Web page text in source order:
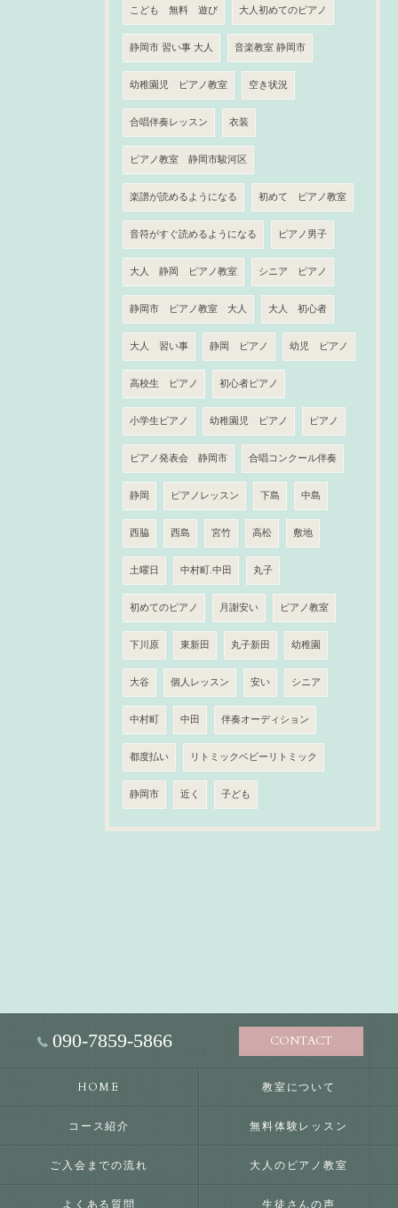
こども 無料 遊び 大人初めてのピアノ
静岡市 習い事 大人 音楽教室 静岡市
幼稚園児 ピアノ教室 空き状況
合唱伴奏レッスン 衣装
ピアノ教室 静岡市駿河区
楽譜が読めるようになる 初めて ピアノ教室
音符がすぐ読めるようになる ピアノ男子
大人 静岡 ピアノ教室 シニア ピアノ
静岡市 ピアノ教室 大人 大人 初心者
大人 習い事 静岡 ピアノ 幼児 ピアノ
高校生 ピアノ 初心者ピアノ
小学生ピアノ 幼稚園児 ピアノ ピアノ
ピアノ発表会 静岡市 合唱コンクール伴奏
静岡 ピアノレッスン 下島 中島
西脇 西島 宮竹 高松 敷地
土曜日 中村町.中田 丸子
初めてのピアノ 月謝安い ピアノ教室
下川原 東新田 丸子新田 幼稚園
大谷 個人レッスン 安い シニア
中村町 中田 伴奏オーディション
都度払い リトミックベビーリトミック
静岡市 近く 子ども
090-7859-5866 CONTACT
HOME 教室について
コース紹介 無料体験レッスン
ご入会までの流れ 大人のピアノ教室
よくある質問 生徒さんの声